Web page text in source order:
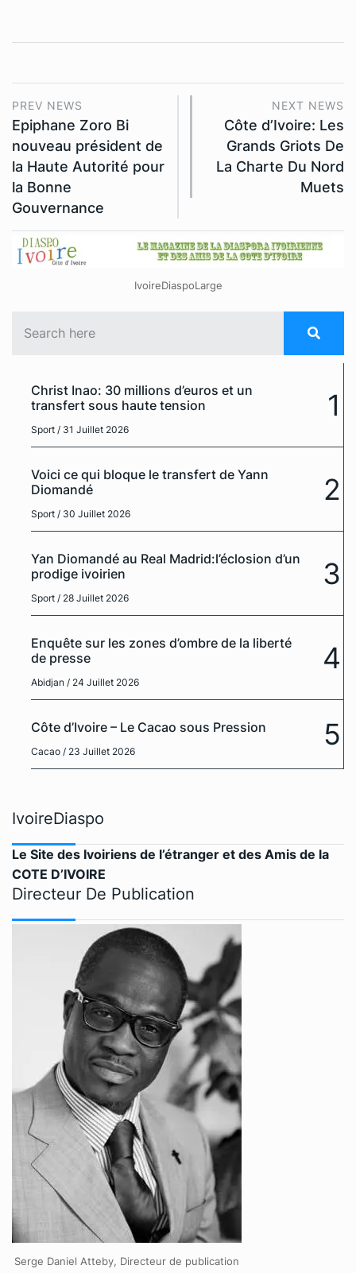
PREV NEWS
Epiphane Zoro Bi
nouveau président de
la Haute Autorité pour
la Bonne
Gouvernance
NEXT NEWS
Côte d’Ivoire: Les
Grands Griots De
La Charte Du Nord
Muets
IvoireDiaspoLarge
Christ Inao: 30 millions d’euros et un
transfert sous haute tension
Sport / 31 Juillet 2026
1
Voici ce qui bloque le transfert de Yann
Diomandé
Sport / 30 Juillet 2026
2
Yan Diomandé au Real Madrid:l’éclosion d’un
prodige ivoirien
Sport / 28 Juillet 2026
3
Enquête sur les zones d’ombre de la liberté
de presse
Abidjan / 24 Juillet 2026
4
Côte d’Ivoire – Le Cacao sous Pression
Cacao / 23 Juillet 2026 5
IvoireDiaspo
Le Site des Ivoiriens de l’étranger et des Amis de la
COTE D’IVOIRE
Directeur De Publication
Serge Daniel Atteby, Directeur de publication